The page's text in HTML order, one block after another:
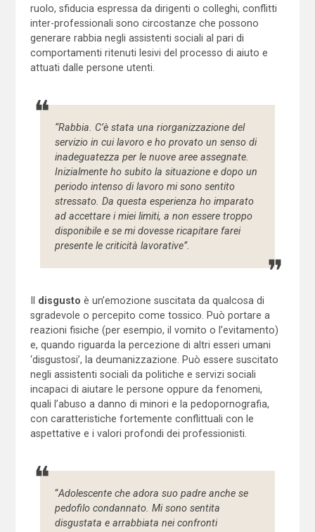
ruolo, sfiducia espressa da dirigenti o colleghi, conflitti
inter-professionali sono circostanze che possono
generare rabbia negli assistenti sociali al pari di
comportamenti ritenuti lesivi del processo di aiuto e
attuati dalle persone utenti.
“Rabbia. C’è stata una riorganizzazione del
servizio in cui lavoro e ho provato un senso di
inadeguatezza per le nuove aree assegnate.
Inizialmente ho subito la situazione e dopo un
periodo intenso di lavoro mi sono sentito
stressato. Da questa esperienza ho imparato
ad accettare i miei limiti, a non essere troppo
disponibile e se mi dovesse ricapitare farei
presente le criticità lavorative”.
disgusto è un’emozione suscitata da qualcosa di
sgradevole o percepito come tossico. Può portare a
reazioni fisiche (per esempio, il vomito o l’evitamento)
e, quando riguarda la percezione di altri esseri umani
‘disgustosi’, la deumanizzazione. Può essere suscitato
negli assistenti sociali da politiche e servizi sociali
incapaci di aiutare le persone oppure da fenomeni,
quali l’abuso a danno di minori e la pedopornografia,
con caratteristiche fortemente conflittuali con le
aspettative e i valori profondi dei professionisti.
“Adolescente che adora suo padre anche se
pedofilo condannato. Mi sono sentita
disgustata e arrabbiata nei confronti